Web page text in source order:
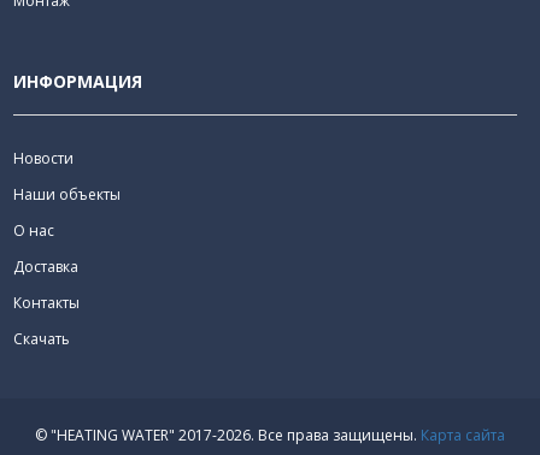
ИНФОРМАЦИЯ
Новости
Наши объекты
О нас
Доставка
Контакты
Скачать
© "HEATING WATER" 2017-2026. Все права защищены. Карта сайта